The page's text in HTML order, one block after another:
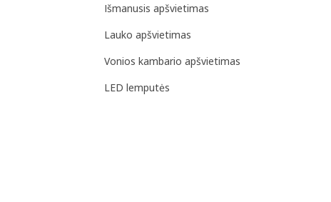
Išmanusis apšvietimas
Lauko apšvietimas
Vonios kambario apšvietimas
LED lemputės